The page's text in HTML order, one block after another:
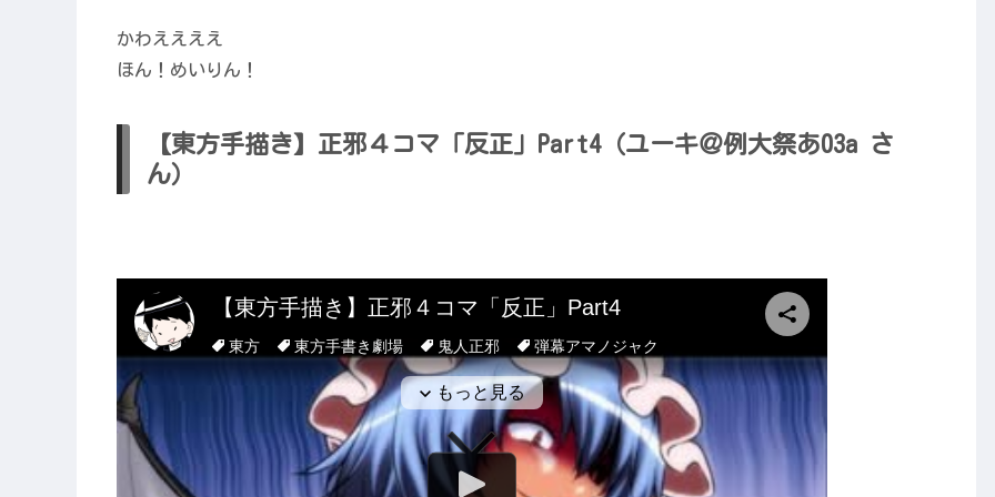
かわええええ
ほん！めいりん！
【東方手描き】正邪４コマ「反正」Part4（ユーキ＠例大祭あ03a さ
ん）